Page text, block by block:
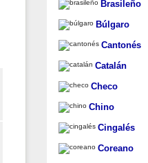
Brasileño
Búlgaro
Cantonés
Catalán
Checo
Chino
Cingalés
Coreano